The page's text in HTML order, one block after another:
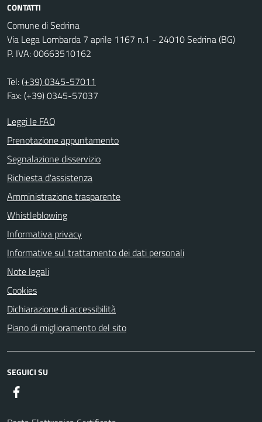
CONTATTI
Comune di Sedrina
Via Lega Lombarda 7 aprile 1167 n.1 - 24010 Sedrina (BG)
P. IVA: 00663510162
Tel:(+39) 0345-57011
Fax: (+39) 0345-57037
Leggi le FAQ
Prenotazione appuntamento
Segnalazione disservizio
Richiesta d'assistenza
Amministrazione trasparente
Whistleblowing
Informativa privacy
Informative sul trattamento dei dati personali
Note legali
Cookies
Dichiarazione di accessibilità
Piano di miglioramento del sito
SEGUICI SU